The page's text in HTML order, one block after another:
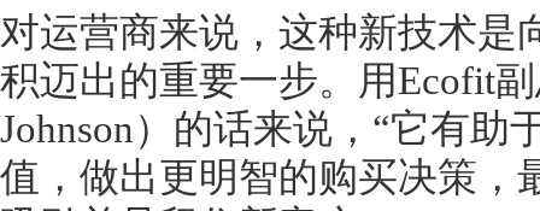
对运营商来说，这种新技术是
积迈出的重要一步。用Ecofit
Johnson）的话来说，“它有助
值，做出更明智的购买决策，